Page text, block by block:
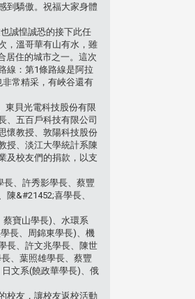
到驕傲。祝福大家身體
誠惶誠恐的接下此任
，溫哥華有山有水，雖
居住的城市之一。這次
線：第1條路線是阿拉
常精采，有峽谷還有
東貝光電科技股份有限
、五百戶科技有限公司
懷教授、敦陽科技股份
授、淡江大學統計系陳
及校友們的捐款，以支
長、許秀影學長、蔡豐
&#21452;喜學長、
寶山學長)、水環系
長、周錦東學長)、機
長、許文兆學長、陳世
、葉照雄學長、蔡豐
文系(饒政華學長)、俄
校友，讓校友返校活動